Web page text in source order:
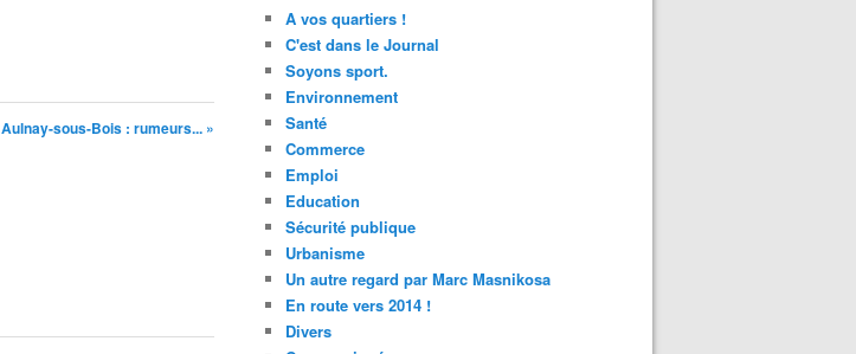
Aulnay-sous-Bois : rumeurs... »
A vos quartiers !
C'est dans le Journal
Soyons sport.
Environnement
Santé
Commerce
Emploi
Education
Sécurité publique
Urbanisme
Un autre regard par Marc Masnikosa
En route vers 2014 !
Divers